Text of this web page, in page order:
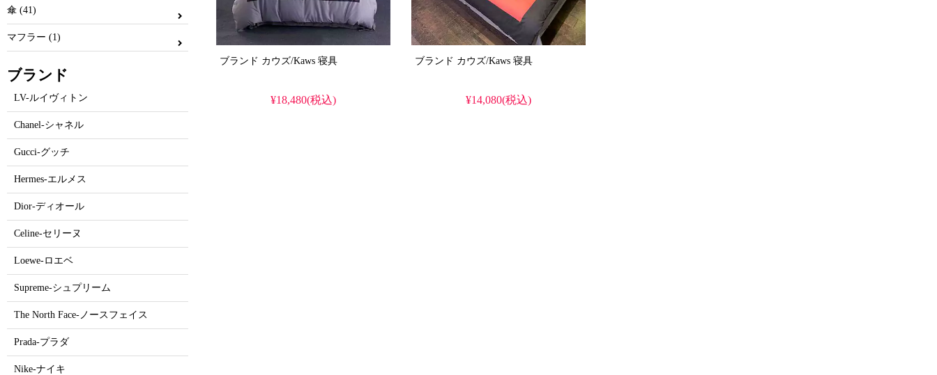
傘 (41)
マフラー (1)
ブランド
LV-ルイヴィトン
Chanel-シャネル
Gucci-グッチ
Hermes-エルメス
Dior-ディオール
Celine-セリーヌ
Loewe-ロエベ
Supreme-シュプリーム
The North Face-ノースフェイス
Prada-プラダ
Nike-ナイキ
ブランド カウズ/Kaws 寝具
¥18,480(税込)
ブランド カウズ/Kaws 寝具
¥14,080(税込)